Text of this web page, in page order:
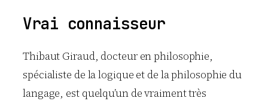
Vrai connaisseur
Thibaut Giraud, docteur en philosophie,
spécialiste de la logique et de la philosophie du
langage, est quelqu’un de vraiment très